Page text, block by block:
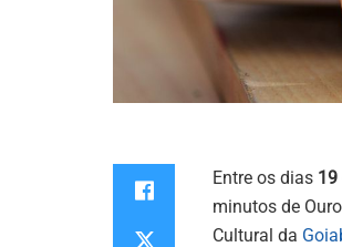
Entre os dias 19
minutos de
Cultural da